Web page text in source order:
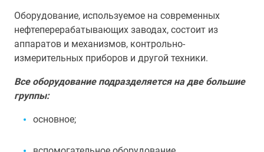
Оборудование, используемое на современных
нефтеперерабатывающих заводах, состоит из
аппаратов и механизмов, контрольно-
измерительных приборов и другой техники.
Все оборудование подразделяется на две большие
группы:
основное;